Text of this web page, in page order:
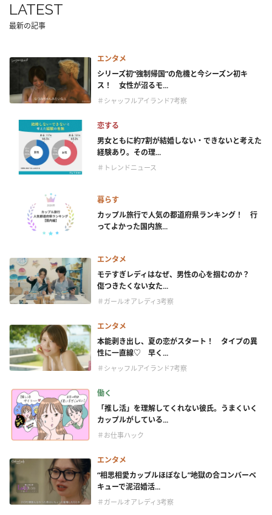
LATEST
最新の記事
エンタメ
シリーズ初“強制帰国”の危機と今シーズン初キ
ス！ 女性が沼るモ...
＃シャッフルアイランド7考察
恋する
男女ともに約7割が結婚しない・できないと考えた
経験あり。その理...
＃トレンドニュース
暮らす
カップル旅行で人気の都道府県ランキング！ 行
ってよかった国内旅...
エンタメ
モテすぎレディはなぜ、男性の心を掴むのか？
傷つきたくない女た...
＃ガールオアレディ3考察
エンタメ
本能剥き出し、夏の恋がスタート！ タイプの異
性に一直線♡ 早く...
＃シャッフルアイランド7考察
働く
「推し活」を理解してくれない彼氏。うまくいく
カップルがしている...
＃お仕事ハック
エンタメ
“相思相愛カップルほぼなし”地獄の合コンバーベ
キューで泥沼婚活...
＃ガールオアレディ3考察